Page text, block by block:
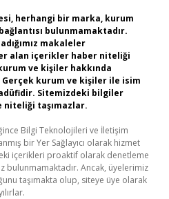
herhangi bir marka, kurum
bulunmamaktadır.
makaleler
alan içerikler haber niteliği
ve kişiler hakkında
Gerçek kurum ve kişiler ile isim
Sitemizdeki bilgiler
taşımazlar.
Bilgi Teknolojileri ve İletişim
bir Yer Sağlayıcı olarak hizmet
içerikleri proaktif olarak denetleme
bulunmamaktadır. Ancak, üyelerimiz
taşımakta olup, siteye üye olarak